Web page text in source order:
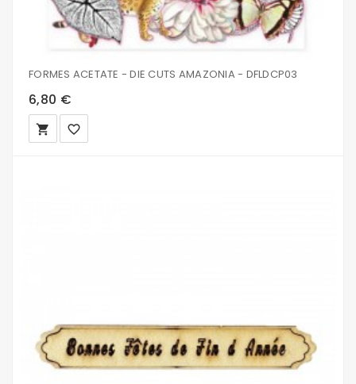
FORMES ACETATE - DIE CUTS AMAZONIA - DFLDCP03
6,80 €
local_grocery_store favorite_border